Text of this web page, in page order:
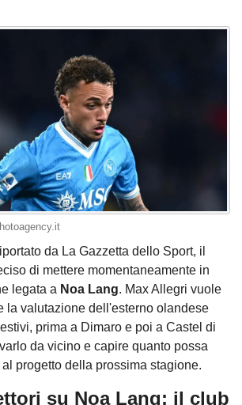
da La Gazzetta dello Sport, il
di mettere momentaneamente in
legata a Noa Lang. Max Allegri vuole
la valutazione dell'esterno olandese
prima a Dimaro e poi a Castel di
da vicino e capire quanto possa
progetto della prossima stagione.
su Noa Lang: il club